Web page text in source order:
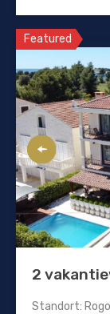
Featured
2
Standort: